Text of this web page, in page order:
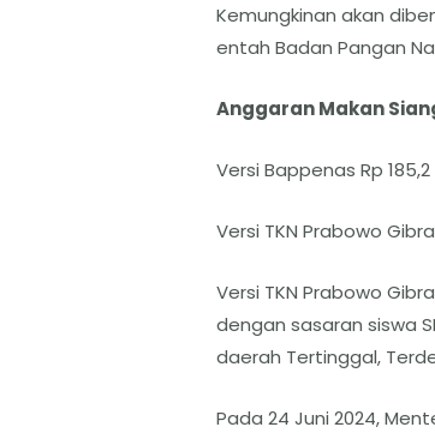
Kemungkinan akan
entah Badan Pangan
Anggaran Makan
Versi Bappenas Rp
Versi TKN Prabowo
Versi TKN Prabowo
dengan sasaran siswa
daerah Tertinggal,
Pada 24 Juni 2024,